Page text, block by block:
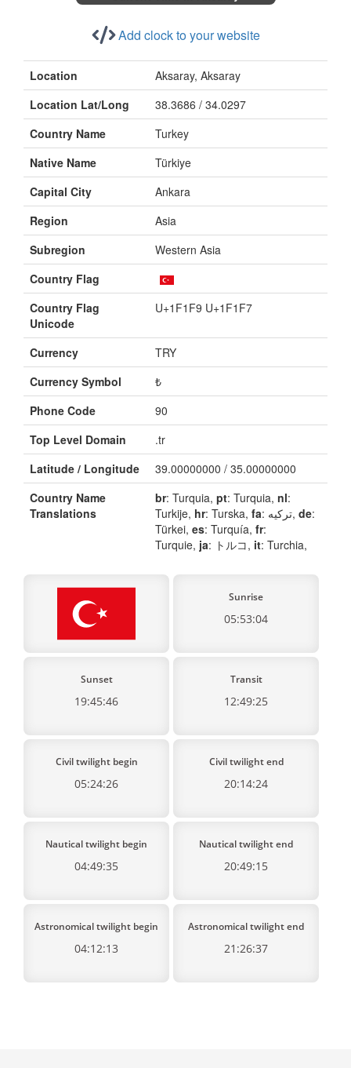
Add clock to your website
Location
Aksaray, Aksaray
Location Lat/Long
38.3686 / 34.0297
Country Name
Turkey
Native Name
Türkiye
Capital City
Ankara
Region
Asia
Subregion
Western Asia
Country Flag
Country Flag
Unicode
U+1F1F9 U+1F1F7
Currency
TRY
Currency Symbol
₺
Phone Code
90
Top Level Domain
.tr
Latitude / Longitude
39.00000000 / 35.00000000
Country Name
Translations
br: Turquia, pt: Turquia, nl:
Turkije, hr: Turska, fa : ترکیه, de:
Türkei, es: Turquía, fr:
Turquie, ja: トルコ, it: Turchia,
Sunrise
05:53:04
Sunset
19:45:46
Transit
12:49:25
Civil twilight begin
05:24:26
Civil twilight end
20:14:24
Nautical twilight begin
04:49:35
Nautical twilight end
20:49:15
Astronomical twilight begin
04:12:13
Astronomical twilight end
21:26:37